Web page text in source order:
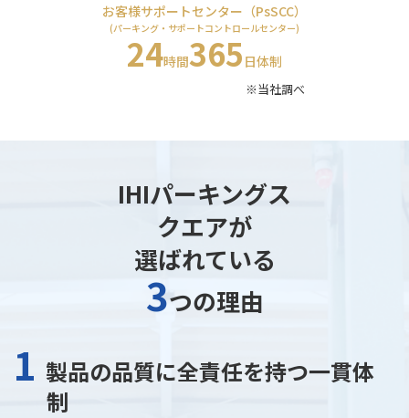
お客様サポートセンター（PsSCC）
(パーキング・サポートコントロールセンター)
24時間365 日体制
※当社調べ
IHIパーキングス
クエアが
選ばれている
3つの理由
1 製品の品質に全責任を持つ⼀貫体
制